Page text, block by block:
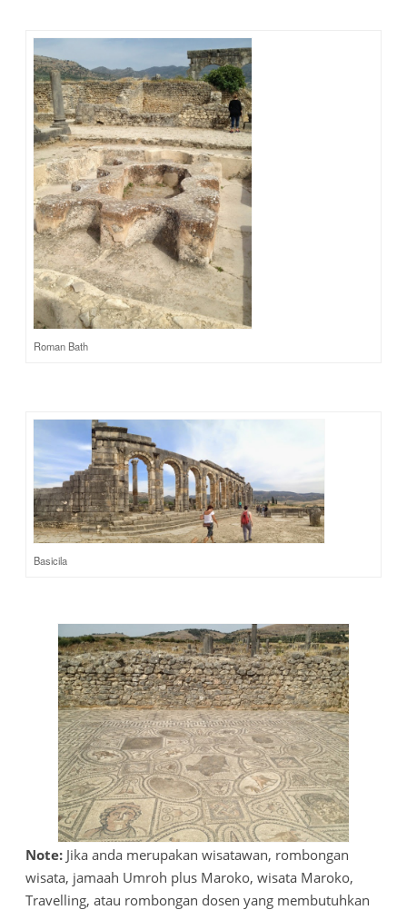
Roman Bath
Basicila
Note: Jika anda merupakan wisatawan, rombongan
wisata, jamaah Umroh plus Maroko, wisata Maroko,
Travelling, atau rombongan dosen yang membutuhkan